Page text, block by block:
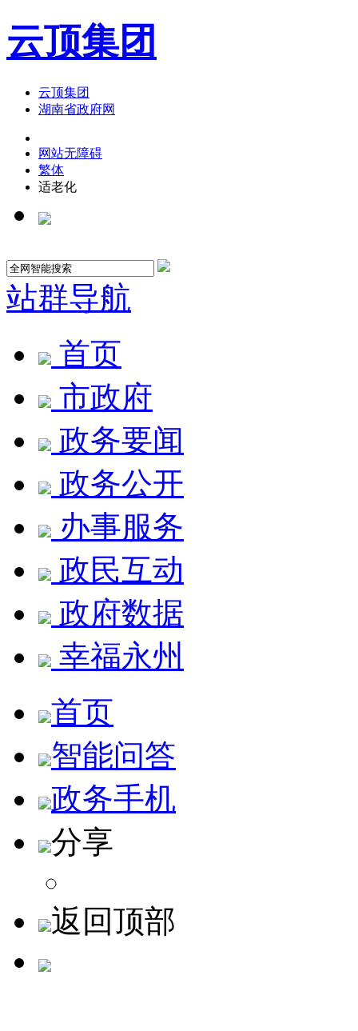
云顶集团
云顶集团
湖南省政府网
网站无障碍
繁体
适老化
站群导航
首页
市政府
政务要闻
政务公开
办事服务
政民互动
政府数据
幸福永州
首页
智能问答
政务手机
分享
返回顶部